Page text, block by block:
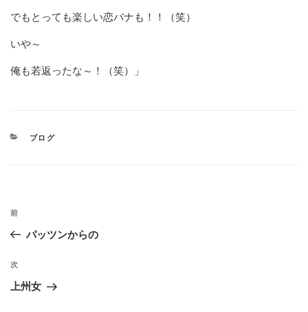
でもとっても楽しい恋バナも！！（笑）
いや～
俺も若返ったな～！（笑）」
カ
ブログ
投
稿
過
去
投
稿
前
パッツンからの
次
の
次
上州女